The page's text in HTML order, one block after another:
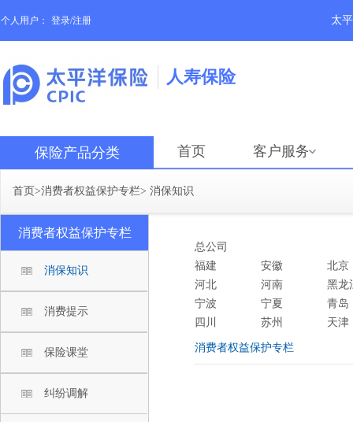
个人用户： 登录/注册 太
人寿保险
保险产品分类 首页 客户服务
首页>消费者权益保护专栏> 消保知识
消费者权益保护专栏
消保知识
消费提示
保险课堂
纠纷调解
总公司
福建
安徽
北京
河北
河南
黑龙
宁波
宁夏
青岛
四川
苏州 天津
消费者权益保护专栏